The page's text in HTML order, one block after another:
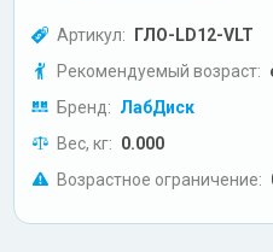
Артикул: ГЛО-LD12-VLT
Рекомендуемый возраст:
Бренд: ЛабДиск
Вес, кг: 0.000
Возрастное ограничение: